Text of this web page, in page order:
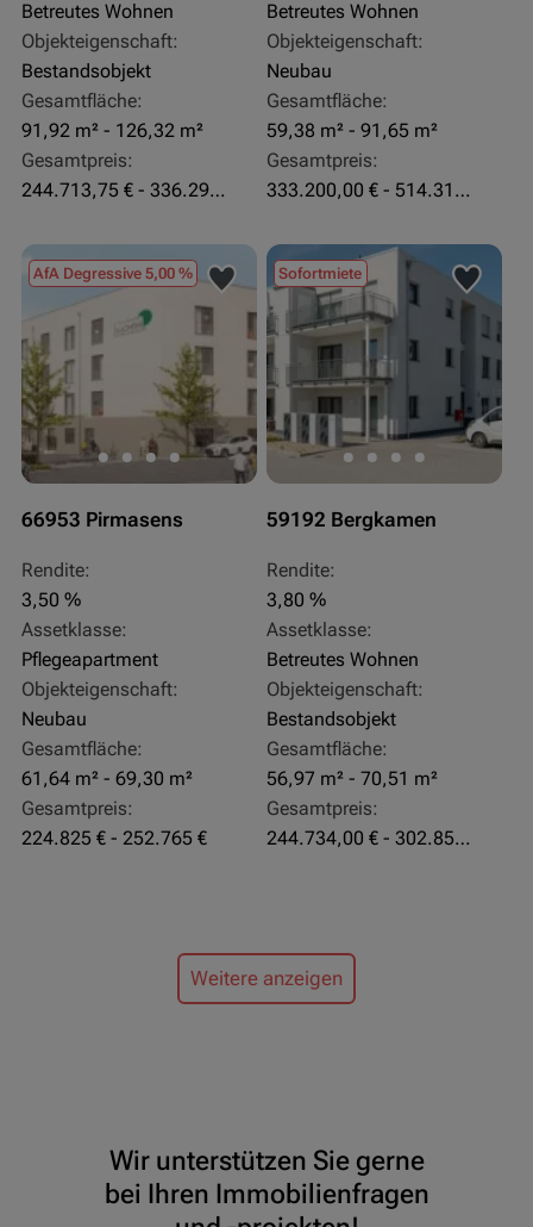
Betreutes Wohnen
Objekteigenschaft:
Bestandsobjekt
Gesamtfläche:
91,92 m² - 126,32 m²
Gesamtpreis:
244.713,75 € - 336.292 €
Betreutes Wohnen
Objekteigenschaft:
Neubau
Gesamtfläche:
59,38 m² - 91,65 m²
Gesamtpreis:
333.200,00 € - 514.310,00 €
AfA Degressive 5,00 %
66953 Pirmasens
Rendite:
3,50 %
Assetklasse:
Pflegeapartment
Objekteigenschaft:
Neubau
Gesamtfläche:
61,64 m² - 69,30 m²
Gesamtpreis:
224.825 € - 252.765 €
Sofortmiete
59192 Bergkamen
Rendite:
3,80 %
Assetklasse:
Betreutes Wohnen
Objekteigenschaft:
Bestandsobjekt
Gesamtfläche:
56,97 m² - 70,51 m²
Gesamtpreis:
244.734,00 € - 302.855,00 €
Weitere anzeigen
Wir unterstützen Sie gerne
bei Ihren Immobilienfragen